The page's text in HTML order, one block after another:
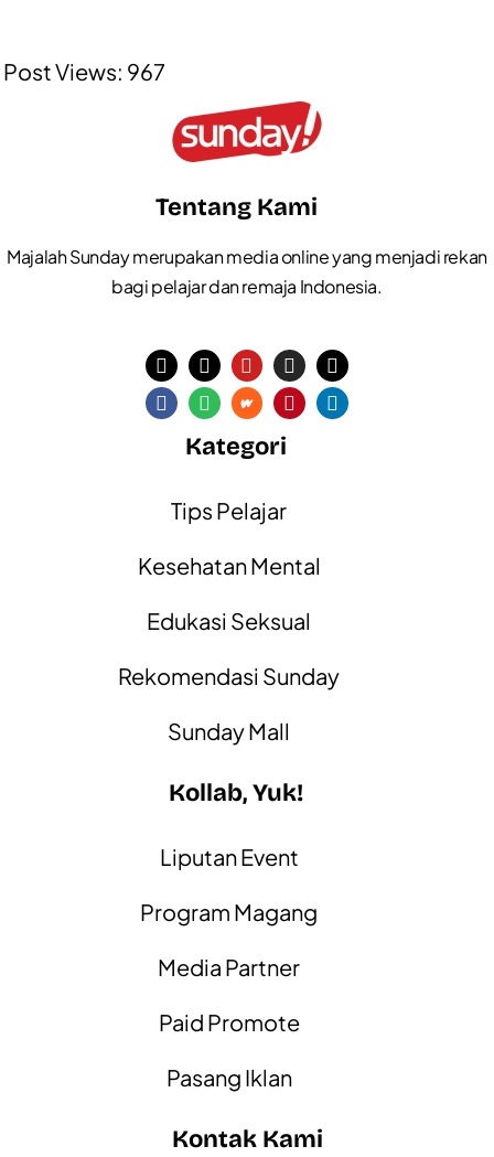
Post Views: 967
Tentang Kami
Majalah Sunday merupakan media online yang menjadi rekan
bagi pelajar dan remaja Indonesia.
Kategori
Tips Pelajar
Kesehatan Mental
Edukasi Seksual
Rekomendasi Sunday
Sunday Mall
Kollab, Yuk!
Liputan Event
Program Magang
Media Partner
Paid Promote
Pasang Iklan
Kontak Kami